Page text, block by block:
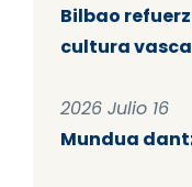
Bilbao
cultura
2026 Julio 16
Mundua